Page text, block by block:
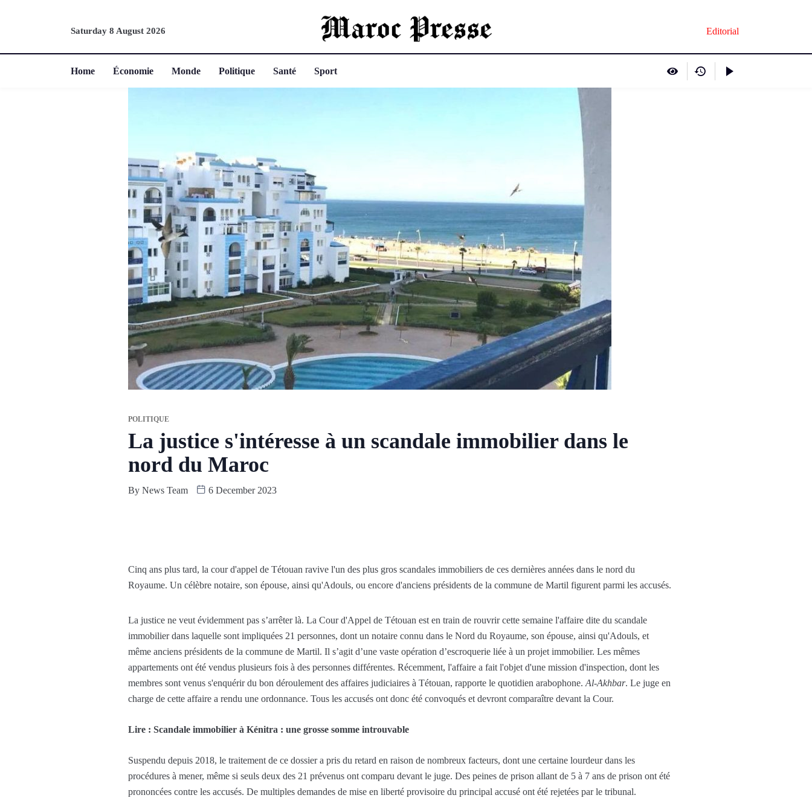
Saturday 8 August 2026 Editorial
Home Économie Monde Politique Santé Sport
POLITIQUE
La justice s'intéresse à un scandale immobilier dans le
nord du Maroc
By News Team 6 December 2023
Cinq ans plus tard, la cour d'appel de Tétouan ravive l'un des plus gros scandales immobiliers de ces dernières années dans le nord du
Royaume. Un célèbre notaire, son épouse, ainsi qu'Adouls, ou encore d'anciens présidents de la commune de Martil figurent parmi les accusés.
La justice ne veut évidemment pas s’arrêter là. La Cour d'Appel de Tétouan est en train de rouvrir cette semaine l'affaire dite du scandale
immobilier dans laquelle sont impliquées 21 personnes, dont un notaire connu dans le Nord du Royaume, son épouse, ainsi qu'Adouls, et
même anciens présidents de la commune de Martil. Il s’agit d’une vaste opération d’escroquerie liée à un projet immobilier. Les mêmes
appartements ont été vendus plusieurs fois à des personnes différentes. Récemment, l'affaire a fait l'objet d'une mission d'inspection, dont les
membres sont venus s'enquérir du bon déroulement des affaires judiciaires à Tétouan, rapporte le quotidien arabophone. Al-Akhbar. Le juge en
charge de cette affaire a rendu une ordonnance. Tous les accusés ont donc été convoqués et devront comparaître devant la Cour.
Lire : Scandale immobilier à Kénitra : une grosse somme introuvable
Suspendu depuis 2018, le traitement de ce dossier a pris du retard en raison de nombreux facteurs, dont une certaine lourdeur dans les
procédures à mener, même si seuls deux des 21 prévenus ont comparu devant le juge. Des peines de prison allant de 5 à 7 ans de prison ont été
prononcées contre les accusés. De multiples demandes de mise en liberté provisoire du principal accusé ont été rejetées par le tribunal.